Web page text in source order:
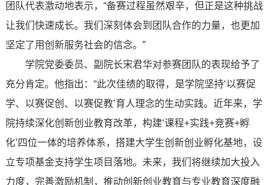
团队代表激动地表示，“备赛过程虽然艰辛，但正是这种挑战
让我们快速成长。我们深刻体会到团队合作的力量，也更加
坚定了用创新服务社会的信念。”
学院党委委员、副院长宋君华对参赛团队的表现给予了
充分肯定。他指出：“此次佳绩的取得，是学院坚持‘以赛促
学、以赛促创、以赛促教’育人理念的生动实践。近年来，学
院持续深化创新创业教育改革，构建‘课程+实践+竞赛+孵
化’四位一体的培养体系，搭建大学生创新创业孵化基地，设
立专项基金支持学生项目落地。未来，我们将继续加大投入
力度，完善激励机制，推动创新创业教育与专业教育深度融